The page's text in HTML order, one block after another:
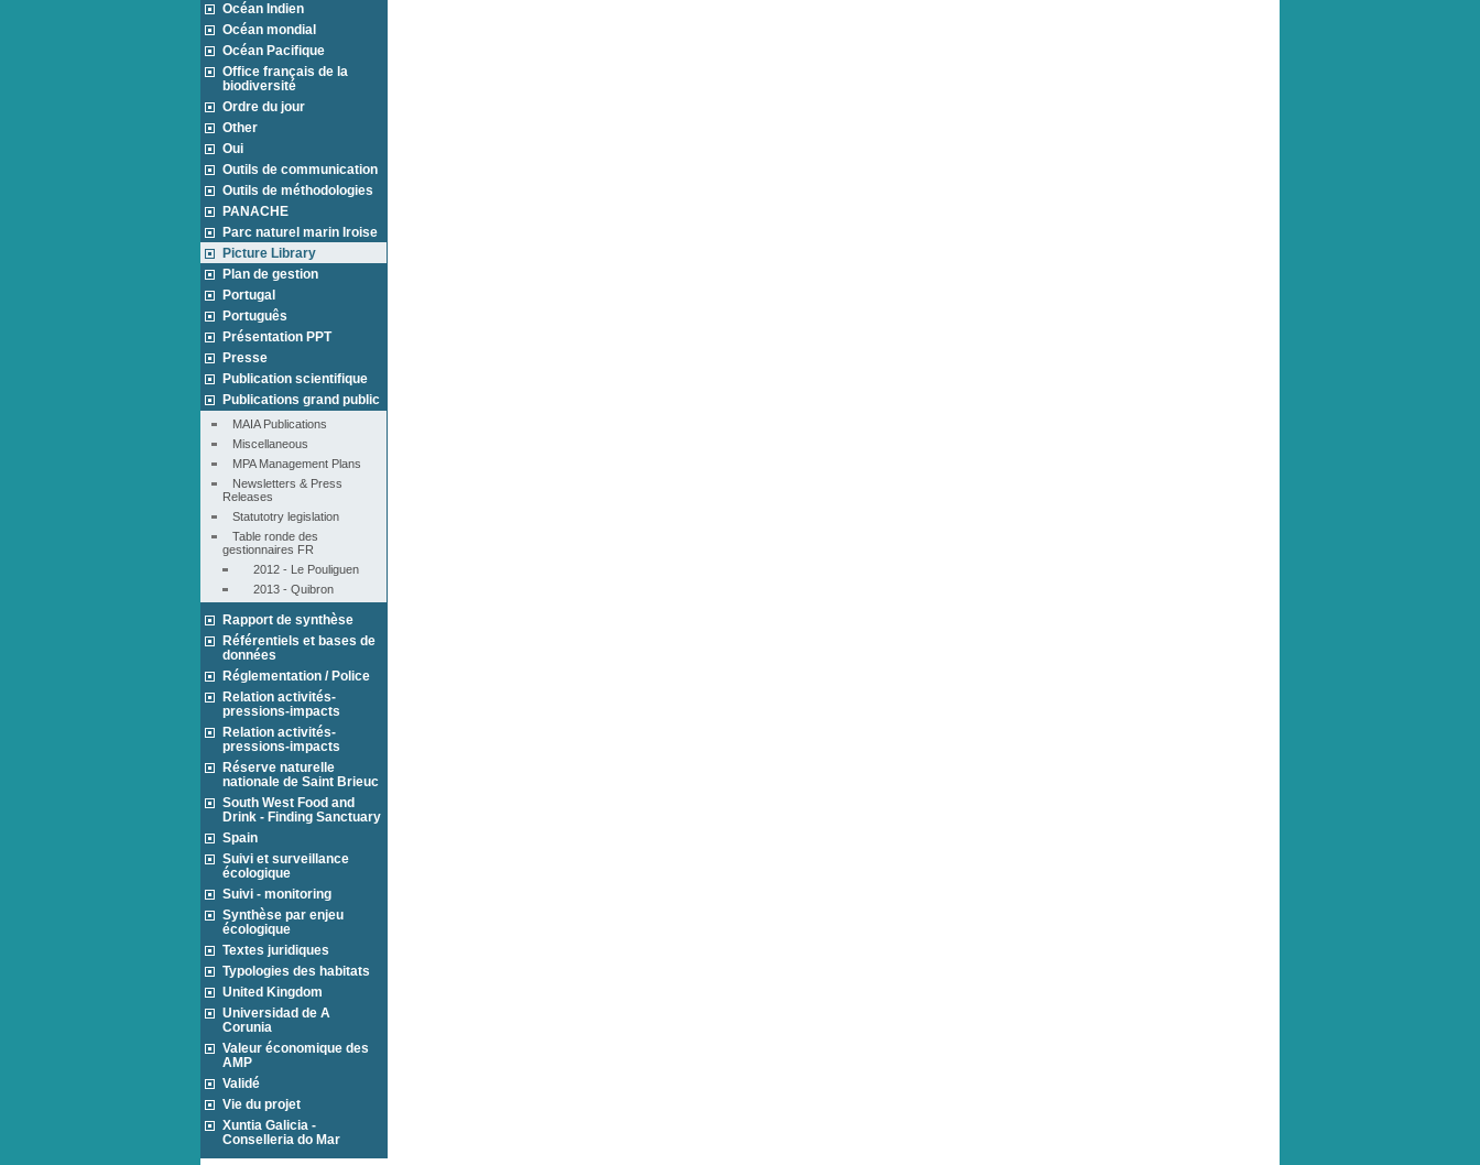
Océan Indien
Océan mondial
Océan Pacifique
Office français de la
biodiversité
Ordre du jour
Other
Oui
Outils de communication
Outils de méthodologies
PANACHE
Parc naturel marin Iroise
Picture Library
Plan de gestion
Portugal
Português
Présentation PPT
Presse
Publication scientifique
Publications grand public
MAIA Publications
Miscellaneous
MPA Management Plans
Newsletters & Press
Releases
Statutotry legislation
Table ronde des
gestionnaires FR
2012 - Le Pouliguen
2013 - Quibron
Rapport de synthèse
Référentiels et bases de
données
Réglementation / Police
Relation activités-
pressions-impacts
Relation activités-
pressions-impacts
Réserve naturelle
nationale de Saint Brieuc
South West Food and
Drink - Finding Sanctuary
Spain
Suivi et surveillance
écologique
Suivi - monitoring
Synthèse par enjeu
écologique
Textes juridiques
Typologies des habitats
United Kingdom
Universidad de A
Corunia
Valeur économique des
AMP
Validé
Vie du projet
Xuntia Galicia -
Conselleria do Mar